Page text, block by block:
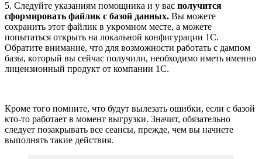
5. Следуйте указаниям помощника и у вас получится
сформировать файлик с базой данных. Вы можете
сохранить этот файлик в укромном месте, а можете
попытаться открыть на локальной конфигурации 1С.
Обратите внимание, что для возможности работать с дампом
базы, который вы сейчас получили, необходимо иметь именно
лицензионный продукт от компании 1С.
Кроме того помните, что будут вылезать ошибки, если с базой
кто-то работает в момент выгрузки. Значит, обязательно
следует позакрывать все сеансы, прежде, чем вы начнете
выполнять такие действия.